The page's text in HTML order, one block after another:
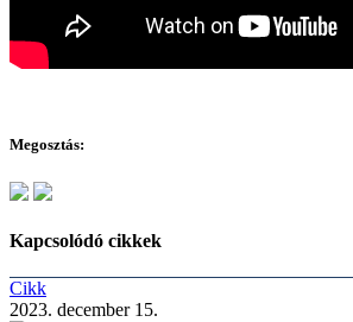
Megosztás:
Kapcsolódó cikkek
Cikk
2023. december 15.